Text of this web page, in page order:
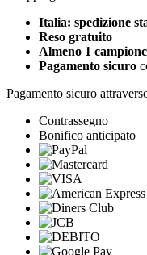
Italia: spedizione
Reso gratuito
Almeno 1
Pagamento sicuro
Pagamento sicuro
Contrassegno
Bonifico anticipato